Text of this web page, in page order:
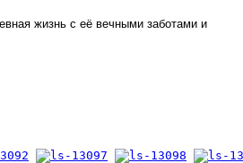
жизнь с её вечными заботами и